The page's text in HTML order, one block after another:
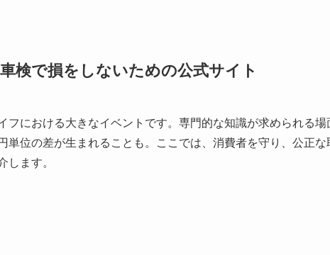
検で損をしないための公式サイト
フにおける大きなイベントです。専門的な知識が求められる場
単位の差が生まれることも。ここでは、消費者を守り、公正な
します。